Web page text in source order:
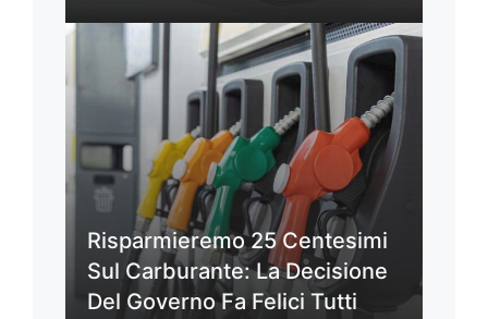
Risparmieremo 25 Centesimi
Sul Carburante: La Decisione
Del Governo Fa Felici Tutti